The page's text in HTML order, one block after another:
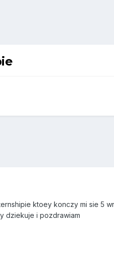
ktoey konczy mi sie 5
dziekuje i pozdrawiam